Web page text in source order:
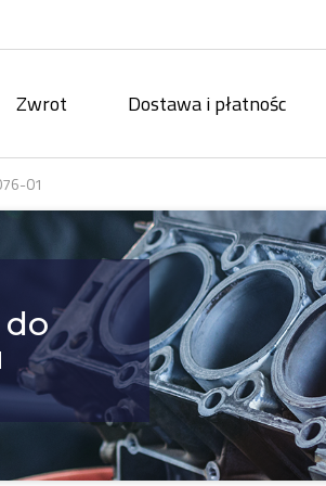
Zwrot Dostawa i płatnośc
01